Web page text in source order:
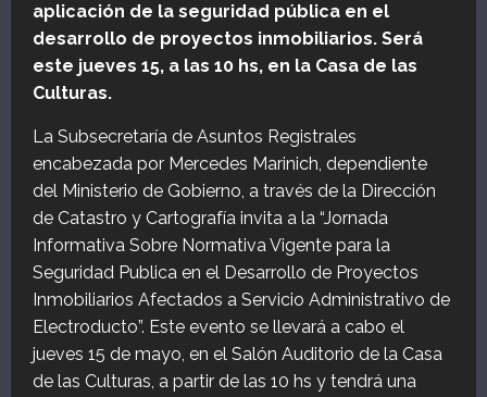
aplicación de la seguridad pública en el
desarrollo de proyectos inmobiliarios. Será
este jueves 15, a las 10 hs, en la Casa de las
Culturas.
La Subsecretaría de Asuntos Registrales
encabezada por Mercedes Marinich, dependiente
del Ministerio de Gobierno, a través de la Dirección
de Catastro y Cartografía invita a la “Jornada
Informativa Sobre Normativa Vigente para la
Seguridad Publica en el Desarrollo de Proyectos
Inmobiliarios Afectados a Servicio Administrativo de
Electroducto”. Este evento se llevará a cabo el
jueves 15 de mayo, en el Salón Auditorio de la Casa
de las Culturas, a partir de las 10 hs y tendrá una